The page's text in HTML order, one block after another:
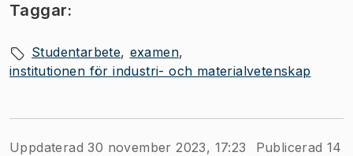
Taggar:
Studentarbete examen
institutionen för industri- och materialvetenskap
Uppdaterad 30 november 2023, 17:23
Publicerad 14